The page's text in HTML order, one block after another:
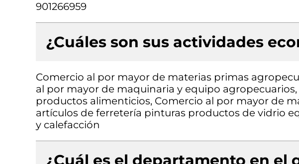
901266959
¿Cuáles son sus actividades
Comercio al por mayor de materias primas
al por mayor de maquinaria y equipo
productos alimenticios, Comercio al por mayor de
artículos de ferretería pinturas productos de vidrio
y calefacción
¿Cuál es el departamento en el